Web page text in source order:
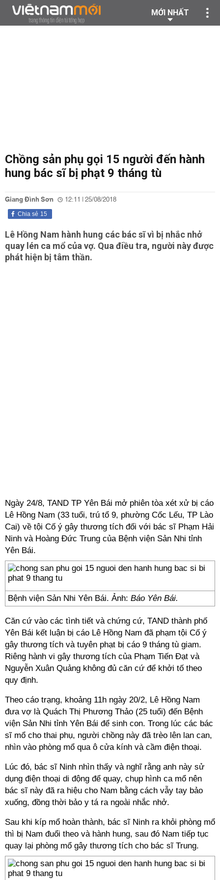
MỚI NHẤT
Chồng sản phụ gọi 15 người đến hành
hung bác sĩ bị phạt 9 tháng tù
Giang Đình Sơn 12:11 | 25/08/2018
15
Chia sẻ
Lê Hồng Nam hành hung các bác sĩ vì bị nhắc nhở
quay lén ca mổ của vợ. Qua điều tra, người này được
phát hiện bị tâm thần.
Ngày 24/8, TAND TP Yên Bái mở phiên tòa xét xử bị cáo
Lê Hồng Nam (33 tuổi, trú tổ 9, phường Cốc Lếu, TP Lào
Cai) về tội Cố ý gây thương tích đối với bác sĩ Phạm Hải
Ninh và Hoàng Đức Trung của Bệnh viện Sản Nhi tỉnh
Yên Bái.
Bệnh viện Sản Nhi Yên Bái. Ảnh: Báo Yên Bái.
Căn cứ vào các tình tiết và chứng cứ, TAND thành phố
Yên Bái kết luận bị cáo Lê Hồng Nam đã phạm tội Cố ý
gây thương tích và tuyên phạt bị cáo 9 tháng tù giam.
Riêng hành vi gây thương tích của Phạm Tiến Đạt và
Nguyễn Xuân Quảng không đủ căn cứ để khởi tố theo
quy định.
Theo cáo trạng, khoảng 11h ngày 20/2, Lê Hồng Nam
đưa vợ là Quách Thị Phương Thảo (25 tuổi) đến Bệnh
viện Sản Nhi tỉnh Yên Bái để sinh con. Trong lúc các bác
sĩ mổ cho thai phụ, người chồng này đã trèo lên lan can,
nhìn vào phòng mổ qua ô cửa kính và cầm điện thoại.
Lúc đó, bác sĩ Ninh nhìn thấy và nghĩ rằng anh này sử
dụng điện thoại di động để quay, chụp hình ca mổ nên
bác sĩ này đã ra hiệu cho Nam bằng cách vẫy tay bảo
xuống, đồng thời bảo y tá ra ngoài nhắc nhở.
Sau khi kíp mổ hoàn thành, bác sĩ Ninh ra khỏi phòng mổ
thì bị Nam đuổi theo và hành hung, sau đó Nam tiếp tục
quay lại phòng mổ gây thương tích cho bác sĩ Trung.